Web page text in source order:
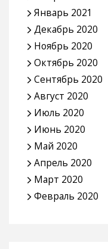
Январь 2021
Декабрь 2020
Ноябрь 2020
Октябрь 2020
Сентябрь 2020
Август 2020
Июль 2020
Июнь 2020
Май 2020
Апрель 2020
Март 2020
Февраль 2020